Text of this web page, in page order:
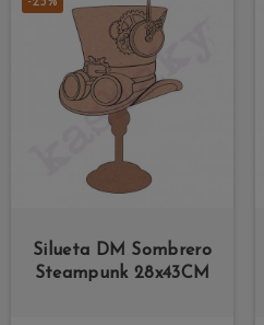
Silueta DM Sombrero
Steampunk 28x43CM